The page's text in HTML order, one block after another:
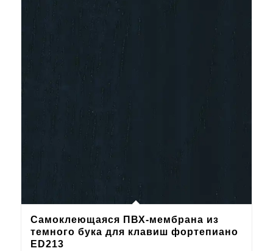
Самоклеющаяся ПВХ-мембрана из
темного бука для клавиш фортепиано
ED213